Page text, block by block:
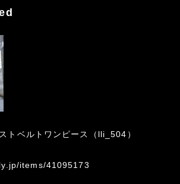
トベルトワンピース（lli_504）
items/41095173